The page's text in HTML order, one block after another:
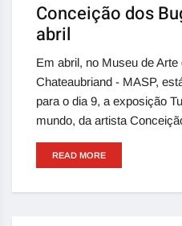
Conceição dos
abril
Em abril, no Museu de
Chateaubriand - MASP,
para o dia 9, a exposição
mundo, da artista
READ MORE